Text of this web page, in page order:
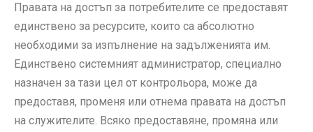
Правата на достъп за потребителите се предоставят
единствено за ресурсите, които са абсолютно
необходими за изпълнение на задълженията им.
Единствено системният администратор, специално
назначен за тази цел от контрольора, може да
предоставя, променя или отнема правата на достъп
на служителите. Всяко предоставяне, промяна или